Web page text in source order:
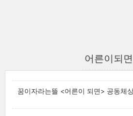
어른이되면
꿈이자라는뜰 <어른이 되면> 공동체